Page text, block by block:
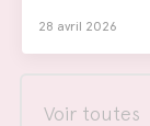
28 avril 2026
Voir toutes